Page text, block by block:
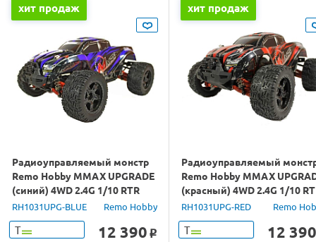
хит продаж
Радиоуправляемый монстр
Remo Hobby MMAX UPGRADE
(синий) 4WD 2.4G 1/10 RTR
RH1031UPG-BLUE Remo Hobby
Т 12 390 o
хит продаж
Радиоуправляемый
Remo Hobby MMAX
(красный) 4WD 2.4G 1/10
RH1031UPG-RED Remo
Т 12 390